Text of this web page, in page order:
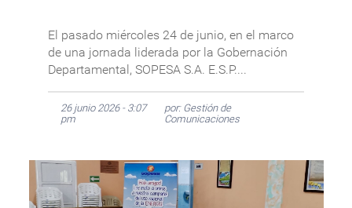
El pasado miércoles 24 de junio, en el marco
de una jornada liderada por la Gobernación
Departamental, SOPESA S.A. E.S.P....
26 junio 2026 - 3:07
pm
por: Gestión de
Comunicaciones